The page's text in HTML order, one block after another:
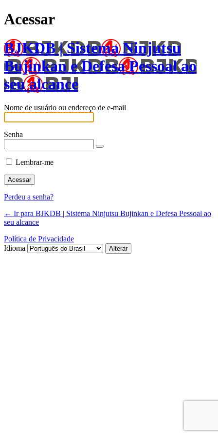
Acessar
BJKDB | Sistema Ninjutsu
Bujinkan e Defesa Pessoal ao
seu alcance
Nome de usuário ou endereço de e-mail
Senha
Lembrar-me
Perdeu a senha?
← Ir para BJKDB | Sistema Ninjutsu Bujinkan e Defesa Pessoal ao
seu alcance
Política de Privacidade
Idioma